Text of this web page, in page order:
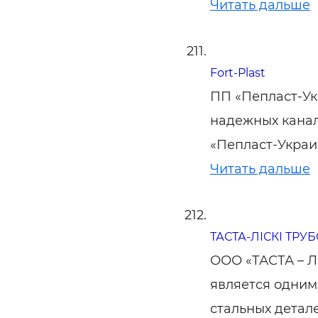
Читать дальше
Fort-Plast
ПП «Пепласт-
надежных
«Пепласт-
Читать дальше
ТАСТА-ЛІСКІ
ООО «ТАСТА –
является
стальных